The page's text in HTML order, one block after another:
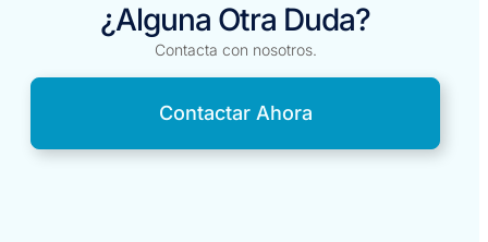
¿Alguna Otra Duda?
Contacta con nosotros.
Contactar Ahora